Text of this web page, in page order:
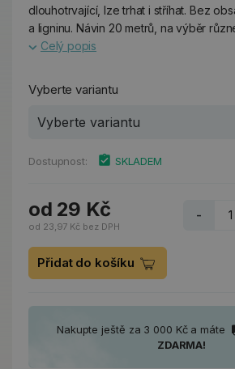
dlouhotrvající, lze trhat i stříhat. Bez
a ligninu. Návin 20 metrů, na výběr
Celý popis
Vyberte variantu
Dostupnost: SKLADEM
od 29 Kč
od 23,97 Kč bez DPH
-
Přidat do košíku
Nakupte ještě za 3 000 Kč a máte
ZDARMA!